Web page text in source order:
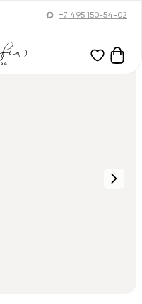
+7 495 150-54-02